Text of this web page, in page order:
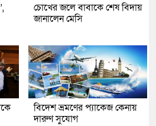
চোখের জলে বাবাকে শেষ বিদায়
জানালেন মেসি
বিদেশ ভ্রমণের প্যাকেজ কেনায়
দারুণ সুযোগ